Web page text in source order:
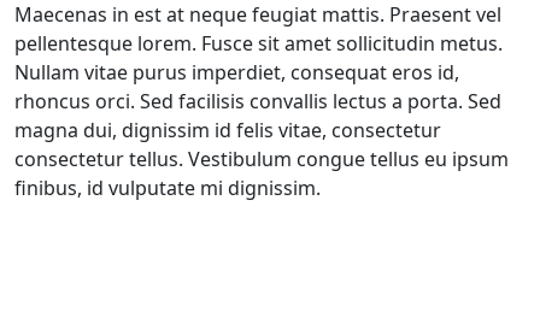
Maecenas in est at neque feugiat mattis. Praesent vel
pellentesque lorem. Fusce sit amet sollicitudin metus.
Nullam vitae purus imperdiet, consequat eros id,
rhoncus orci. Sed facilisis convallis lectus a porta. Sed
magna dui, dignissim id felis vitae, consectetur
consectetur tellus. Vestibulum congue tellus eu ipsum
finibus, id vulputate mi dignissim.